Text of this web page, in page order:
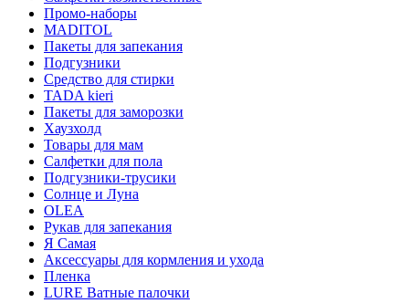
Промо-наборы
MADITOL
Пакеты для запекания
Подгузники
Средство для стирки
TADA kieri
Пакеты для заморозки
Хаузхолд
Товары для мам
Салфетки для пола
Подгузники-трусики
Солнце и Луна
OLEA
Рукав для запекания
Я Самая
Аксессуары для кормления и ухода
Пленка
LURE Ватные палочки